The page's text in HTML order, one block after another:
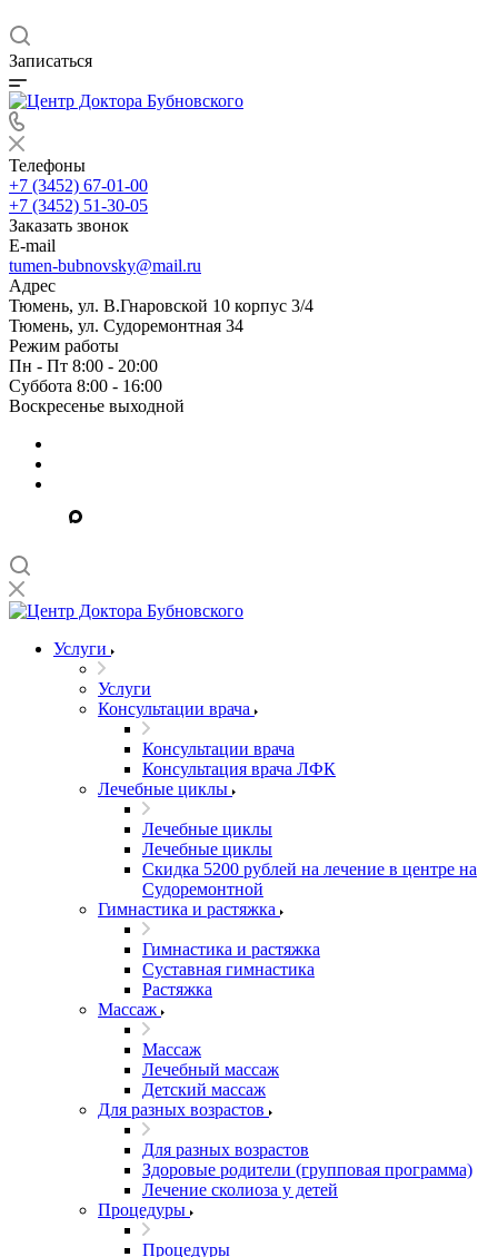
Записаться
Телефоны
+7 (3452) 67-01-00
+7 (3452) 51-30-05
Заказать звонок
E-mail
tumen-bubnovsky@mail.ru
Адрес
Тюмень, ул. В.Гнаровской 10 корпус 3/4
Тюмень, ул. Судоремонтная 34
Режим работы
Пн - Пт 8:00 - 20:00
Суббота 8:00 - 16:00
Воскресенье выходной
Услуги
Услуги
Консультации врача
Консультации врача
Консультация врача ЛФК
Лечебные циклы
Лечебные циклы
Лечебные циклы
Скидка 5200 рублей на лечение в центре на
Судоремонтной
Гимнастика и растяжка
Гимнастика и растяжка
Суставная гимнастика
Растяжка
Массаж
Массаж
Лечебный массаж
Детский массаж
Для разных возрастов
Для разных возрастов
Здоровые родители (групповая программа)
Лечение сколиоза у детей
Процедуры
Процедуры